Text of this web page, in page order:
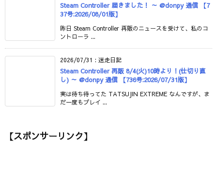
Steam Controller 届きました！ ～ @donpy 通信 【7
37号:2026/08/01版】
昨日 Steam Controller 再販のニュースを受けて、私のコ
ントローラ ...
2026/07/31 : 迷走日記
Steam Controller 再販 8/4(火)10時より！(仕切り直
し) ～ @donpy 通信 【736号:2026/07/31版】
実は待ち待ってた TATSUJIN EXTREME なんですが、ま
だ一度もプレイ ...
【スポンサーリンク】